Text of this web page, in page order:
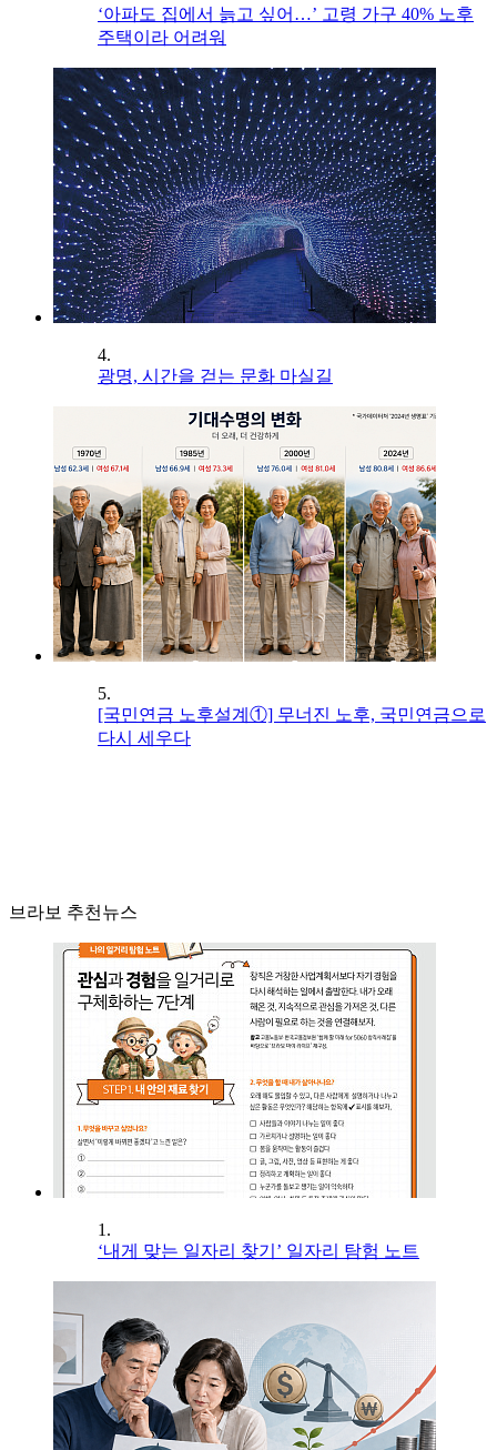
‘아파도 집에서 늙고 싶어…’ 고령 가구 40% 노후
주택이라 어려워
4.
광명, 시간을 걷는 문화 마실길
5.
[국민연금 노후설계①] 무너진 노후, 국민연금으로
다시 세우다
브라보 추천뉴스
1.
‘내게 맞는 일자리 찾기’ 일자리 탐험 노트